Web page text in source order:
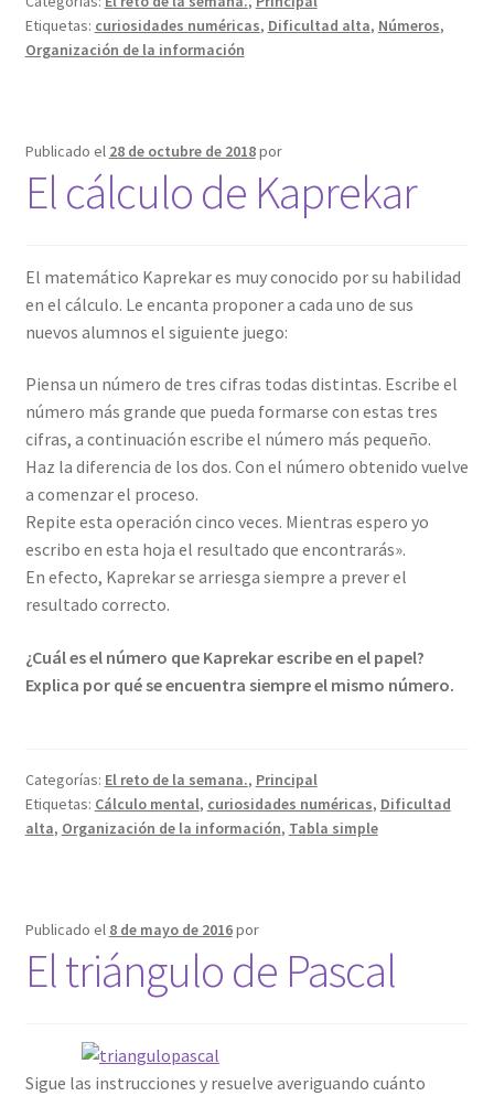
Etiquetas: curiosidades numéricas, Dificultad alta, Números,
Organización de la información
Publicado el 28 de octubre de 2018por
El cálculo de Kaprekar
El matemático Kaprekar es muy conocido por su habilidad
en el cálculo. Le encanta proponer a cada uno de sus
nuevos alumnos el siguiente juego:
Piensa un número de tres cifras todas distintas. Escribe el
número más grande que pueda formarse con estas tres
cifras, a continuación escribe el número más pequeño.
Haz la diferencia de los dos. Con el número obtenido vuelve
a comenzar el proceso.
Repite esta operación cinco veces. Mientras espero yo
escribo en esta hoja el resultado que encontrarás».
En efecto, Kaprekar se arriesga siempre a prever el
resultado correcto.
¿Cuál es el número que Kaprekar escribe en el papel?
Explica por qué se encuentra siempre el mismo número.
Categorías: El reto de la semana., Principal
Etiquetas: Cálculo mental, curiosidades numéricas, Dificultad
alta, Organización de la información, Tabla simple
Publicado el 8 de mayo de 2016por
El triángulo de Pascal
Sigue las instrucciones y resuelve averiguando cuánto